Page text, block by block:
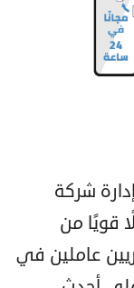
شركة
قويًا من
عاملين في